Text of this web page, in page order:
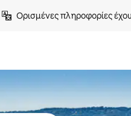
Ορισμένες πληροφορίες